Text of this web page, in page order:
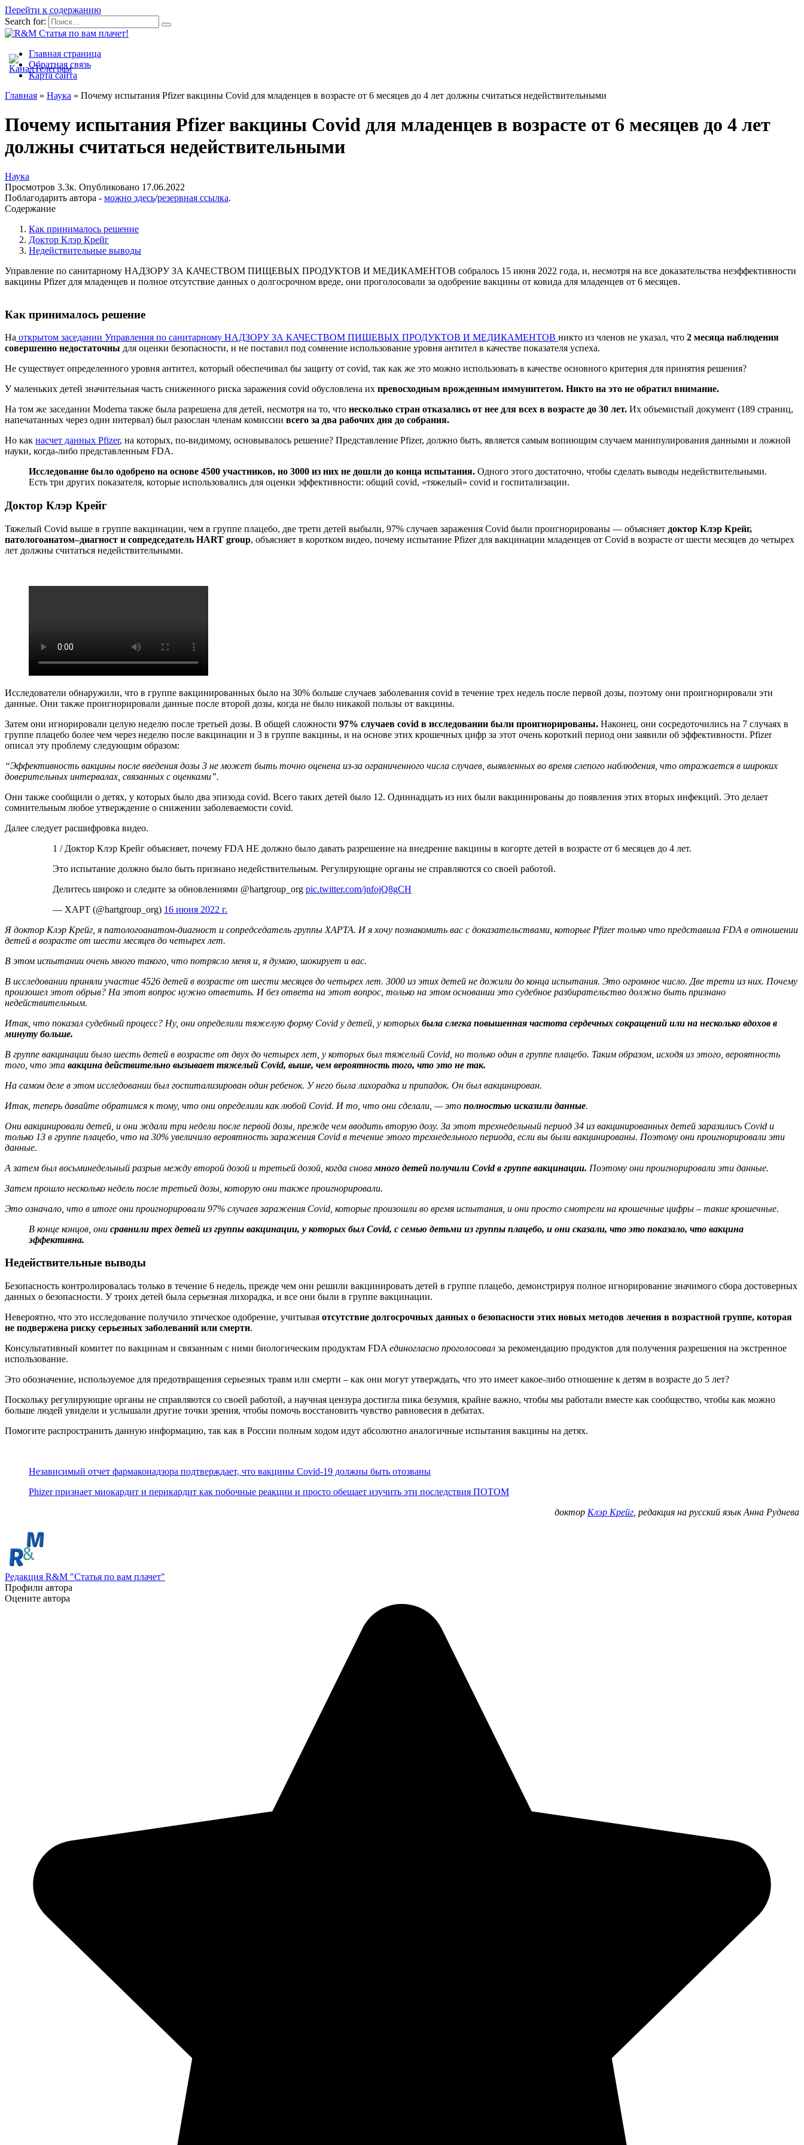
Перейти к содержанию
Search for:
Главная страница
Обратная связь
Карта сайта
Главная » Наука » Почему испытания Pfizer вакцины Covid для младенцев в возрасте от 6 месяцев до 4 лет должны считаться недействительными
Почему испытания Pfizer вакцины Covid для младенцев в возрасте от 6 месяцев до 4 лет
должны считаться недействительными
Наука
Просмотров 3.3к. Опубликовано 17.06.2022
Поблагодарить автора - можно здесь/резервная ссылка.
Содержание
Как принималось решение
Доктор Клэр Крейг
Недействительные выводы
Управление по санитарному НАДЗОРУ ЗА КАЧЕСТВОМ ПИЩЕВЫХ ПРОДУКТОВ И МЕДИКАМЕНТОВ собралось 15 июня 2022 года, и, несмотря на все доказательства неэффективности
вакцины Pfizer для младенцев и полное отсутствие данных о долгосрочном вреде, они проголосовали за одобрение вакцины от ковида для младенцев от 6 месяцев.
Как принималось решение
На открытом заседании Управления по санитарному НАДЗОРУ ЗА КАЧЕСТВОМ ПИЩЕВЫХ ПРОДУКТОВ И МЕДИКАМЕНТОВ никто из членов не указал, что 2 месяца наблюдения
совершенно недостаточны для оценки безопасности, и не поставил под сомнение использование уровня антител в качестве показателя успеха.
Не существует определенного уровня антител, который обеспечивал бы защиту от covid, так как же это можно использовать в качестве основного критерия для принятия решения?
У маленьких детей значительная часть сниженного риска заражения covid обусловлена их превосходным врожденным иммунитетом. Никто на это не обратил внимание.
На том же заседании Moderna также была разрешена для детей, несмотря на то, что несколько стран отказались от нее для всех в возрасте до 30 лет. Их объемистый документ (189 страниц,
напечатанных через один интервал) был разослан членам комиссии всего за два рабочих дня до собрания.
Но как насчет данных Pfizer, на которых, по-видимому, основывалось решение? Представление Pfizer, должно быть, является самым вопиющим случаем манипулирования данными и ложной
науки, когда-либо представленным FDA.
Исследование было одобрено на основе 4500 участников, но 3000 из них не дошли до конца испытания. Одного этого достаточно, чтобы сделать выводы недействительными.
Есть три других показателя, которые использовались для оценки эффективности: общий covid, «тяжелый» covid и госпитализации.
Доктор Клэр Крейг
Тяжелый Covid выше в группе вакцинации, чем в группе плацебо, две трети детей выбыли, 97% случаев заражения Covid были проигнорированы — объясняет доктор Клэр Крейг,
патологоанатом–диагност и сопредседатель HART group, объясняет в коротком видео, почему испытание Pfizer для вакцинации младенцев от Covid в возрасте от шести месяцев до четырех
лет должны считаться недействительными.
Исследователи обнаружили, что в группе вакцинированных было на 30% больше случаев заболевания covid в течение трех недель после первой дозы, поэтому они проигнорировали эти
данные. Они также проигнорировали данные после второй дозы, когда не было никакой пользы от вакцины.
Затем они игнорировали целую неделю после третьей дозы. В общей сложности 97% случаев covid в исследовании были проигнорированы. Наконец, они сосредоточились на 7 случаях в
группе плацебо более чем через неделю после вакцинации и 3 в группе вакцины, и на основе этих крошечных цифр за этот очень короткий период они заявили об эффективности. Pfizer
описал эту проблему следующим образом:
“Эффективность вакцины после введения дозы 3 не может быть точно оценена из-за ограниченного числа случаев, выявленных во время слепого наблюдения, что отражается в широких
доверительных интервалах, связанных с оценками”.
Они также сообщили о детях, у которых было два эпизода covid. Всего таких детей было 12. Одиннадцать из них были вакцинированы до появления этих вторых инфекций. Это делает
сомнительным любое утверждение о снижении заболеваемости covid.
Далее следует расшифровка видео.
1 / Доктор Клэр Крейг объясняет, почему FDA НЕ должно было давать разрешение на внедрение вакцины в когорте детей в возрасте от 6 месяцев до 4 лет.
Это испытание должно было быть признано недействительным. Регулирующие органы не справляются со своей работой.
Делитесь широко и следите за обновлениями @hartgroup_org pic.twitter.com/jnfojQ8gCH
— ХАРТ (@hartgroup_org) 16 июня 2022 г.
Я доктор Клэр Крейг, я патологоанатом-диагност и сопредседатель группы ХАРТА. И я хочу познакомить вас с доказательствами, которые Pfizer только что представила FDA в отношении
детей в возрасте от шести месяцев до четырех лет.
В этом испытании очень много такого, что потрясло меня и, я думаю, шокирует и вас.
В исследовании приняли участие 4526 детей в возрасте от шести месяцев до четырех лет. 3000 из этих детей не дожили до конца испытания. Это огромное число. Две трети из них. Почему
произошел этот обрыв? На этот вопрос нужно ответить. И без ответа на этот вопрос, только на этом основании это судебное разбирательство должно быть признано
недействительным.
Итак, что показал судебный процесс? Ну, они определили тяжелую форму Covid у детей, у которых была слегка повышенная частота сердечных сокращений или на несколько вдохов в
минуту больше.
В группе вакцинации было шесть детей в возрасте от двух до четырех лет, у которых был тяжелый Covid, но только один в группе плацебо. Таким образом, исходя из этого, вероятность
того, что эта вакцина действительно вызывает тяжелый Covid, выше, чем вероятность того, что это не так.
На самом деле в этом исследовании был госпитализирован один ребенок. У него была лихорадка и припадок. Он был вакцинирован.
Итак, теперь давайте обратимся к тому, что они определили как любой Covid. И то, что они сделали, — это полностью исказили данные.
Они вакцинировали детей, и они ждали три недели после первой дозы, прежде чем вводить вторую дозу. За этот трехнедельный период 34 из вакцинированных детей заразились Covid и
только 13 в группе плацебо, что на 30% увеличило вероятность заражения Covid в течение этого трехнедельного периода, если вы были вакцинированы. Поэтому они проигнорировали эти
данные.
А затем был восьминедельный разрыв между второй дозой и третьей дозой, когда сновамного детей получили Covid в группе вакцинации. Поэтому они проигнорировали эти данные.
Затем прошло несколько недель после третьей дозы, которую они также проигнорировали.
Это означало, что в итоге они проигнорировали 97% случаев заражения Covid, которые произошли во время испытания, и они просто смотрели на крошечные цифры – такие крошечные.
В конце концов, они сравнили трех детей из группы вакцинации, у которых был Covid, с семью детьми из группы плацебо, и они сказали, что это показало, что вакцина
эффективна.
Недействительные выводы
Безопасность контролировалась только в течение 6 недель, прежде чем они решили вакцинировать детей в группе плацебо, демонстрируя полное игнорирование значимого сбора достоверных
данных о безопасности. У троих детей была серьезная лихорадка, и все они были в группе вакцинации.
Невероятно, что это исследование получило этическое одобрение, учитывая отсутствие долгосрочных данных о безопасности этих новых методов лечения в возрастной группе, которая
не подвержена риску серьезных заболеваний или смерти.
Консультативный комитет по вакцинам и связанным с ними биологическим продуктам FDA единогласно проголосовал за рекомендацию продуктов для получения разрешения на экстренное
использование.
Это обозначение, используемое для предотвращения серьезных травм или смерти – как они могут утверждать, что это имеет какое-либо отношение к детям в возрасте до 5 лет?
Поскольку регулирующие органы не справляются со своей работой, а научная цензура достигла пика безумия, крайне важно, чтобы мы работали вместе как сообщество, чтобы как можно
больше людей увидели и услышали другие точки зрения, чтобы помочь восстановить чувство равновесия в дебатах.
Помогите распространить данную информацию, так как в России полным ходом идут абсолютно аналогичные испытания вакцины на детях.
Независимый отчет фармаконадзора подтверждает, что вакцины Covid-19 должны быть отозваны
Phizer признает миокардит и перикардит как побочные реакции и просто обещает изучить эти последствия ПОТОМ
доктор Клэр Крейг , редакция на русский язык Анна Руднева
Редакция R&M "Статья по вам плачет"
Профили автора
Оцените автора